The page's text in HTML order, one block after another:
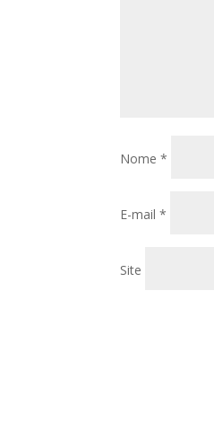
Nome*
E-mail*
Site